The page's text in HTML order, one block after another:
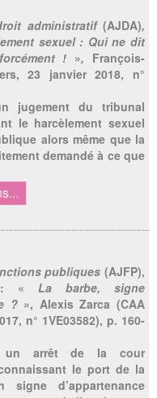
administratif (AJDA),
sexuel : Qui ne dit
! », François-
23 janvier 2018, n°
jugement du tribunal
le harcèlement sexuel
alors même que la
demandé à ce que
publiques (AJFP),
: «La barbe, signe
? », Alexis Zarca (CAA
n° 1VE03582), p. 160-
un arrêt de la cour
le port de la
d’appartenance